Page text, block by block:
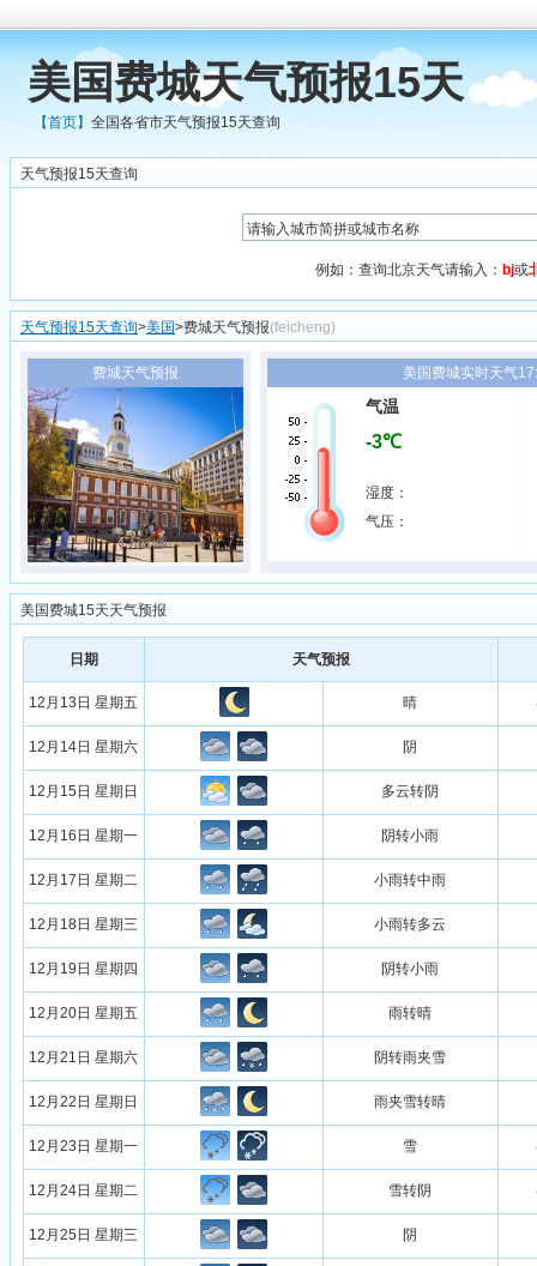
美国费城天气预报15天
【首页】全国各省市天气预报15天查询
天气预报15天查询
例如：查询北京天气请输入： bj或
天气预报15天查询>美国>费城天气预报(feicheng)
费城天气预报 美国费城实时天气
气温
-3℃
湿度：
气压：
美国费城15天天气预报
日期 天气预报
12月13日 星期五 晴
12月14日 星期六 阴
12月15日 星期日 多云转阴
12月16日 星期一 阴转小雨
12月17日 星期二 小雨转中雨
12月18日 星期三 小雨转多云
12月19日 星期四 阴转小雨
12月20日 星期五 雨转晴
12月21日 星期六 阴转雨夹雪
12月22日 星期日 雨夹雪转晴
12月23日 星期一 雪
12月24日 星期二 雪转阴
12月25日 星期三 阴